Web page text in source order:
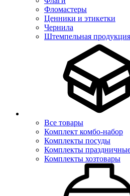
Фломастеры
Ценники и этикетки
Чернила
Штемпельная продукция
Все товары
Комплект комбо-набор
Комплекты посуды
Комплекты
Комплекты хозтовары